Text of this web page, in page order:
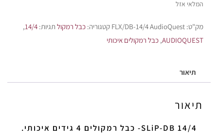
המלאי אזל
מק"ט: FLX/DB-14/4 AudioQuest קטגוריה: כבל רמקול תגיות: 14/4
,
AUDIOQUEST
, כבל רמקולים איכותי
תיאור
תיאור
SLiP-DB 14/4- כבל רמקולים 4 גידים איכותי.